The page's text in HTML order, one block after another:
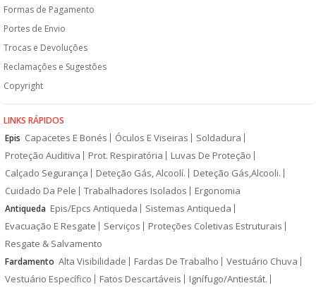
Formas de Pagamento
Portes de Envio
Trocas e Devoluções
Reclamações e Sugestões
Copyright
LINKS RÁPIDOS
Epis Capacetes E Bonés Óculos E Viseiras
Soldadura
Proteção Auditiva
Prot. Respiratória
Luvas De Proteção
Calçado Segurança
Deteção Gás, Alcoolí.
Deteção Gás,Alcooli.
Cuidado Da Pele
Trabalhadores Isolados Ergonomia
Antiqueda Epis/Epcs Antiqueda
Sistemas Antiqueda
Evacuação E Resgate
Serviços
Proteções Coletivas Estruturais
Resgate & Salvamento
Fardamento Alta Visibilidade Fardas De Trabalho
Vestuário Chuva
Vestuário Específico
Fatos Descartáveis
Ignífugo/Antiestát.